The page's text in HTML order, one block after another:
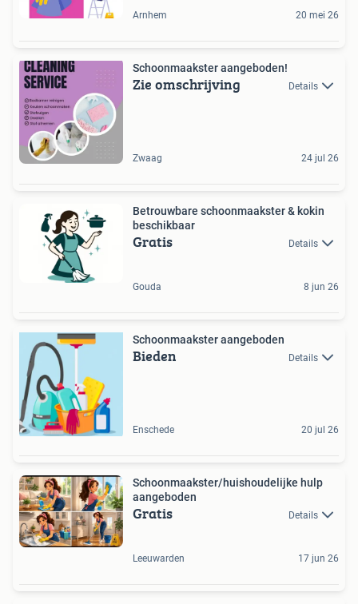
Arnhem 20 mei 26
Schoonmaakster aangeboden!
Zie omschrijving Details
Zwaag 24 jul 26
Betrouwbare schoonmaakster & kokin
beschikbaar
Gratis Details
Gouda 8 jun 26
Schoonmaakster aangeboden
Bieden Details
Enschede 20 jul 26
Schoonmaakster/huishoudelijke hulp
aangeboden
Gratis Details
Leeuwarden 17 jun 26